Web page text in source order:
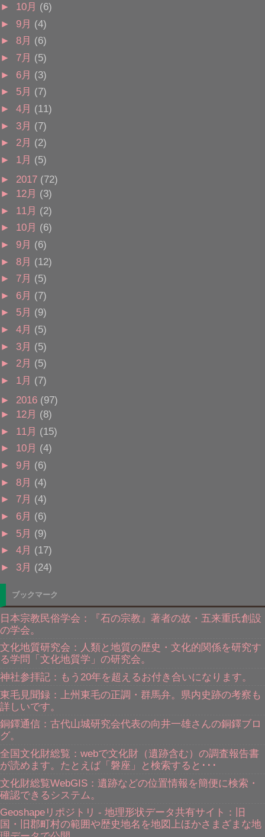
► 10月 (6)
► 9月 (4)
► 8月 (6)
► 7月 (5)
► 6月 (3)
► 5月 (7)
► 4月 (11)
► 3月 (7)
► 2月 (2)
► 1月 (5)
► 2017 (72)
► 12月 (3)
► 11月 (2)
► 10月 (6)
► 9月 (6)
► 8月 (12)
► 7月 (5)
► 6月 (7)
► 5月 (9)
► 4月 (5)
► 3月 (5)
► 2月 (5)
► 1月 (7)
► 2016 (97)
► 12月 (8)
► 11月 (15)
► 10月 (4)
► 9月 (6)
► 8月 (4)
► 7月 (4)
► 6月 (6)
► 5月 (9)
► 4月 (17)
► 3月 (24)
ブックマーク
日本宗教民俗学会：『石の宗教』著者の故・五来重氏創設
の学会。
文化地質研究会：人類と地質の歴史・文化的関係を研究す
る学問「文化地質学」の研究会。
神社参拝記：もう20年を超えるお付き合いになります。
東毛見聞録：上州東毛の正調・群馬弁。県内史跡の考察も
詳しいです。
銅鐸通信：古代山城研究会代表の向井一雄さんの銅鐸ブロ
グ。
全国文化財総覧：webで文化財（遺跡含む）の調査報告書
が読めます。たとえば「磐座」と検索すると･･･
文化財総覧WebGIS：遺跡などの位置情報を簡便に検索・
確認できるシステム。
Geoshapeリポジトリ - 地理形状データ共有サイト：旧
国・旧郡町村の範囲や歴史地名を地図上ほかさまざまな地